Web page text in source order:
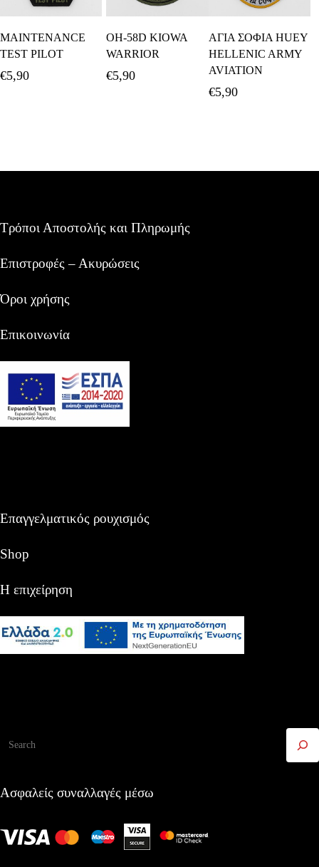
Καλάθι
MAINTENANCE
TEST PILOT
€5,90
Καλάθι
OH-58D KIOWA
WARRIOR
€5,90
Καλάθι
ΑΓΙΑ ΣΟΦΙΑ HUEY
HELLENIC ARMY
AVIATION
€5,90
Τρόποι Αποστολής και Πληρωμής
Επιστροφές – Ακυρώσεις
Όροι χρήσης
Επικοινωνία
Επαγγελματικός ρουχισμός
Shop
Η επιχείρηση
Ασφαλείς συναλλαγές μέσω